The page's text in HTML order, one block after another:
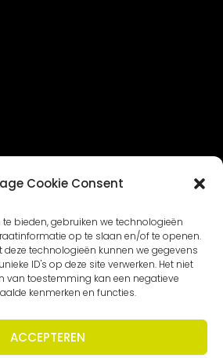
Cookie Consent
bieden, gebruiken we technologieën
op te slaan en/of te openen.
technologieën kunnen we gegevens
ID's op deze site verwerken. Het niet
van toestemming kan een negatieve
kenmerken en functies.
ACCEPTEREN